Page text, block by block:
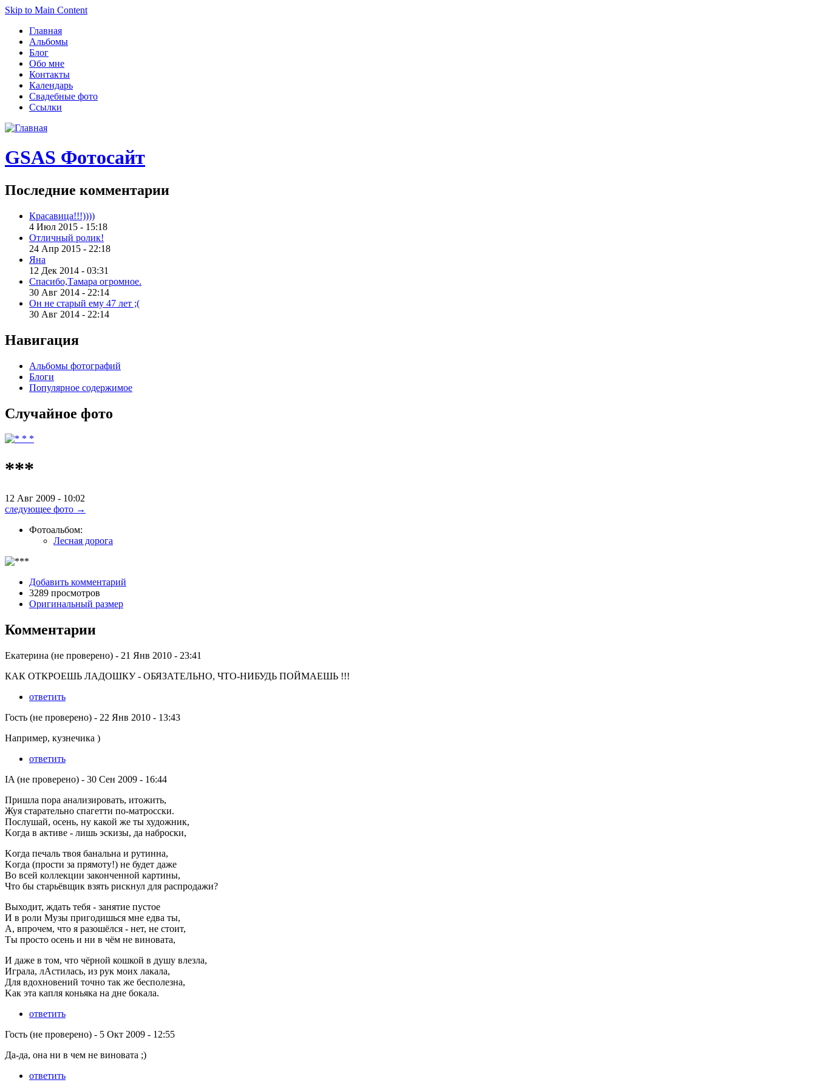
Skip to Main Content
Главная
Альбомы
Блог
Обо мне
Контакты
Календарь
Свадебные фото
Ссылки
GSAS Фотосайт
Последние комментарии
Красавица!!!))))
4 Июл 2015 - 15:18
Отличный ролик!
24 Апр 2015 - 22:18
Яна
12 Дек 2014 - 03:31
Спасибо,Тамара огромное.
30 Авг 2014 - 22:14
Он не старый ему 47 лет ;(
30 Авг 2014 - 22:14
Навигация
Альбомы фотографий
Блоги
Популярное содержимое
Случайное фото
***
12 Авг 2009 - 10:02
следующее фото →
Фотоальбом:
Лесная дорога
Добавить комментарий
3289 просмотров
Оригинальный размер
Комментарии
Екатерина (не проверено) - 21 Янв 2010 - 23:41
КАК ОТКРОЕШЬ ЛАДОШКУ - ОБЯЗАТЕЛЬНО, ЧТО-НИБУДЬ ПОЙМАЕШЬ !!!
ответить
Гость (не проверено) - 22 Янв 2010 - 13:43
Например, кузнечика )
ответить
IA (не проверено) - 30 Сен 2009 - 16:44
Пришла пора анализировать, итожить,
Жуя старательно спагетти по-матросски.
Послушай, осень, ну какой же ты художник,
Kогда в активе - лишь эскизы, да наброски,
Kогда печаль твоя банальна и рутинна,
Kогда (прости за прямоту!) не будет даже
Bо всей коллекции законченной картины,
Что бы старьёвщик взять рискнул для распродажи?
Bыходит, ждать тебя - занятие пустое
И в роли Музы пригодишься мне едва ты,
A, впрочем, что я разошёлся - нет, не стоит,
Tы просто осень и ни в чём не виновата,
И даже в том, что чёрной кошкой в душу влезла,
Играла, лAстилась, из рук моих лакала,
Для вдохновений точно так же бесполезна,
Kак эта капля коньяка на дне бокала.
ответить
Гость (не проверено) - 5 Окт 2009 - 12:55
Да-да, она ни в чем не виновата ;)
ответить